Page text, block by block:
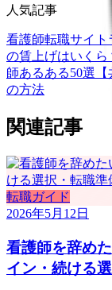
人気記事
看護師転職サイト
の賃上げはいくら
師あるある50選
の方法
関連記事
転職ガイド
2026年5月12日
看護師を辞め
イン・続ける